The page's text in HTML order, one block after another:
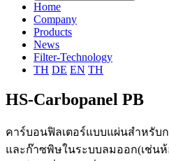
Home
Company
Products
News
Filter-Technology
TH DE EN TH
HS-Carbopanel PB
คาร์บอนฟิลเตอร์แบบแผ่นสำหรับ
และก๊าซพิษในระบบลมออก(เช่น